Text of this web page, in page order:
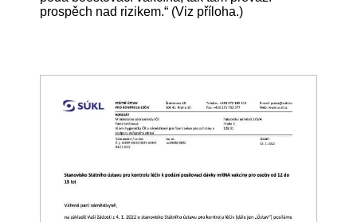
prospěch nad rizikem.“ (Viz příloha.)